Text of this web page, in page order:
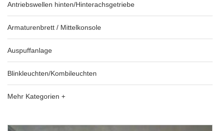
Antriebswellen hinten/Hinterachsgetriebe
Armaturenbrett / Mittelkonsole
Auspuffanlage
Blinkleuchten/Kombileuchten
Mehr Kategorien +